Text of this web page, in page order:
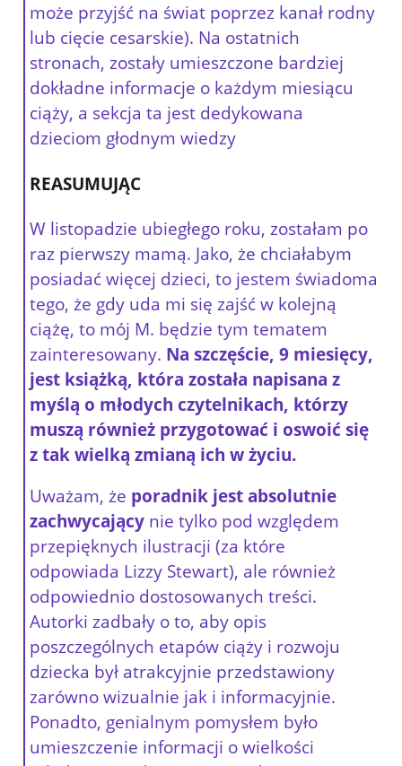
może przyjść na świat poprzez kanał rodny
lub cięcie cesarskie). Na ostatnich
stronach, zostały umieszczone bardziej
dokładne informacje o każdym miesiącu
ciąży, a sekcja ta jest dedykowana
dzieciom głodnym wiedzy
REASUMUJĄC
W listopadzie ubiegłego roku, zostałam po
raz pierwszy mamą. Jako, że chciałabym
posiadać więcej dzieci, to jestem świadoma
tego, że gdy uda mi się zajść w kolejną
ciążę, to mój M. będzie tym tematem
zainteresowany. Na szczęście, 9 miesięcy,
jest książką, która została napisana z
myślą o młodych czytelnikach, którzy
muszą również przygotować i oswoić się
z tak wielką zmianą ich w życiu.
Uważam, że poradnik jest absolutnie
zachwycający nie tylko pod względem
przepięknych ilustracji (za które
odpowiada Lizzy Stewart), ale również
odpowiednio dostosowanych treści.
Autorki zadbały o to, aby opis
poszczególnych etapów ciąży i rozwoju
dziecka był atrakcyjnie przedstawiony
zarówno wizualnie jak i informacyjnie.
Ponadto, genialnym pomysłem było
umieszczenie informacji o wielkości